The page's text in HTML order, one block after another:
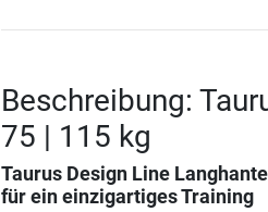
Beschreibung:
75 | 115 kg
Taurus Design Line
für ein einzigartiges Training